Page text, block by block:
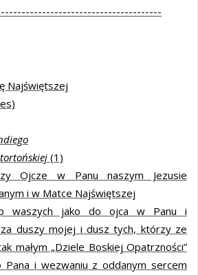
Najświętszej
(1)
Ojcze w Panu naszym Jezusie
i w Matce Najświętszej
waszych jako do ojca w Panu i
duszy mojej i dusz tych, którzy ze
małym „Dziele Boskiej Opatrzności”
i wezwaniu z oddanym sercem